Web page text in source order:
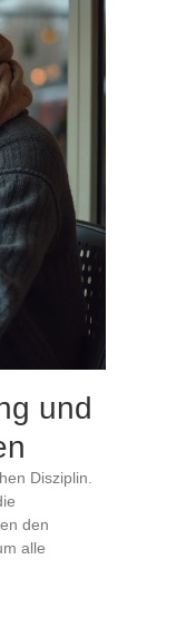
und
Disziplin.
den
alle